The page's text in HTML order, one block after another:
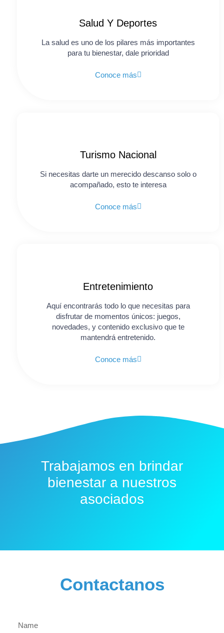
Salud Y Deportes
La salud es uno de los pilares más importantes
para tu bienestar, dale prioridad
Conoce más
Turismo Nacional
Si necesitas darte un merecido descanso solo o
acompañado, esto te interesa
Conoce más
Entretenimiento
Aquí encontrarás todo lo que necesitas para
disfrutar de momentos únicos: juegos,
novedades, y contenido exclusivo que te
mantendrá entretenido.
Conoce más
Trabajamos en brindar
bienestar a nuestros
asociados
Contactanos